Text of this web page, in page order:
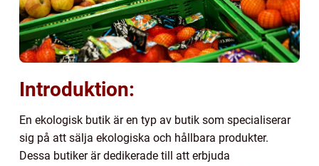
Introduktion:
En ekologisk butik är en typ av butik som specialiserar
sig på att sälja ekologiska och hållbara produkter.
Dessa butiker är dedikerade till att erbjuda